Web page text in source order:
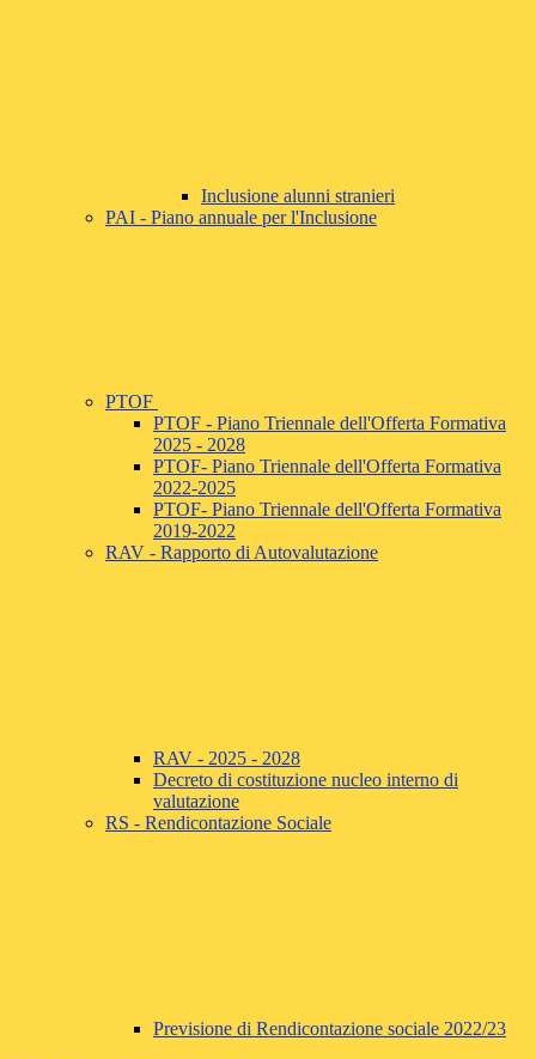
Inclusione alunni stranieri
PAI - Piano annuale per l'Inclusione
PTOF
PTOF - Piano Triennale dell'Offerta Formativa
2025 - 2028
PTOF- Piano Triennale dell'Offerta Formativa
2022-2025
PTOF- Piano Triennale dell'Offerta Formativa
2019-2022
RAV - Rapporto di Autovalutazione
RAV - 2025 - 2028
Decreto di costituzione nucleo interno di
valutazione
RS - Rendicontazione Sociale
Previsione di Rendicontazione sociale 2022/23